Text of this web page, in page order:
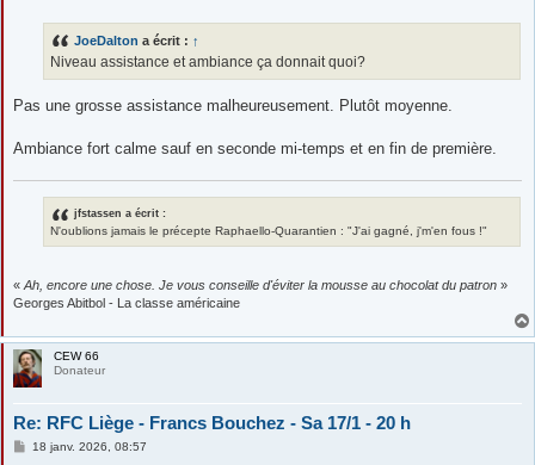
JoeDalton a écrit : ↑
Niveau assistance et ambiance ça donnait quoi?
Pas une grosse assistance malheureusement. Plutôt moyenne.
Ambiance fort calme sauf en seconde mi-temps et en fin de première.
jfstassen a écrit :
N'oublions jamais le précepte Raphaello-Quarantien : "J'ai gagné, j'm'en fous !"
« Ah, encore une chose. Je vous conseille d'éviter la mousse au chocolat du patron »
Georges Abitbol - La classe américaine
CEW 66
Donateur
Re: RFC Liège - Francs Bouchez - Sa 17/1 - 20 h
M18 janv. 2026, 08:57